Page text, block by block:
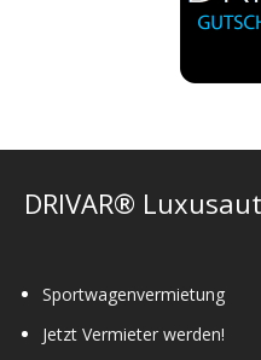
DRIVAR®
Sportwagenvermietung
Jetzt Vermieter werden!